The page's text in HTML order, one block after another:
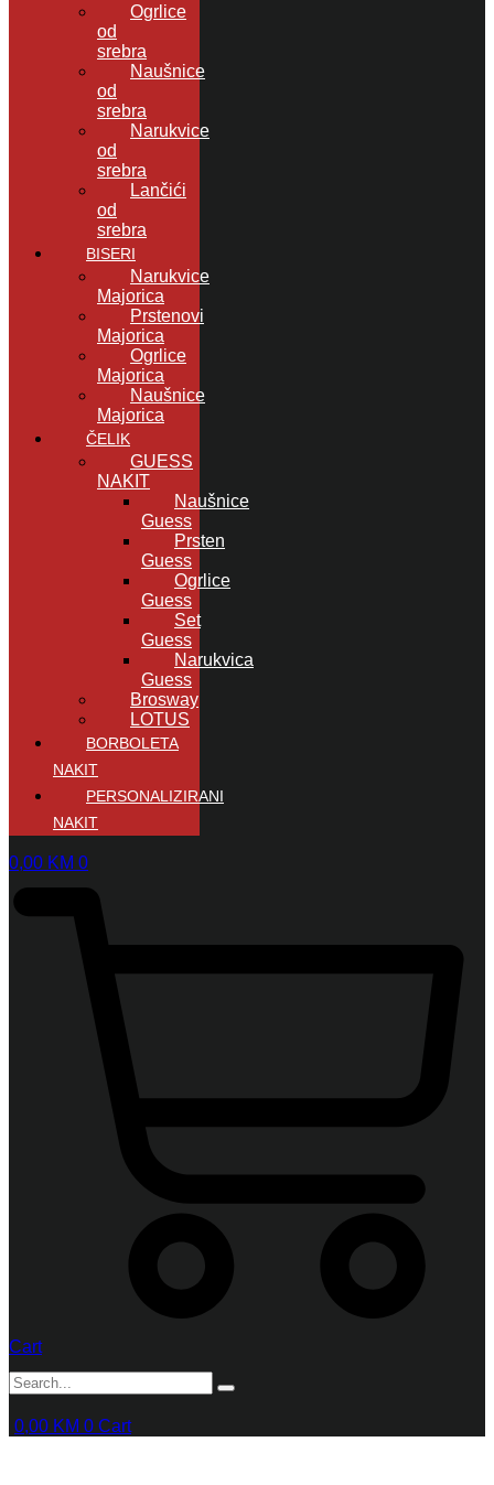
Ogrlice
od
srebra
Naušnice
od
srebra
Narukvice
od
srebra
Lančići
od
srebra
BISERI
Narukvice
Majorica
Prstenovi
Majorica
Ogrlice
Majorica
Naušnice
Majorica
ČELIK
GUESS
NAKIT
Naušnice
Guess
Prsten
Guess
Ogrlice
Guess
Set
Guess
Narukvica
Guess
Brosway
LOTUS
BORBOLETA
NAKIT
PERSONALIZIRANI
NAKIT
0,00 KM 0
Cart
0,00 KM 0 Cart